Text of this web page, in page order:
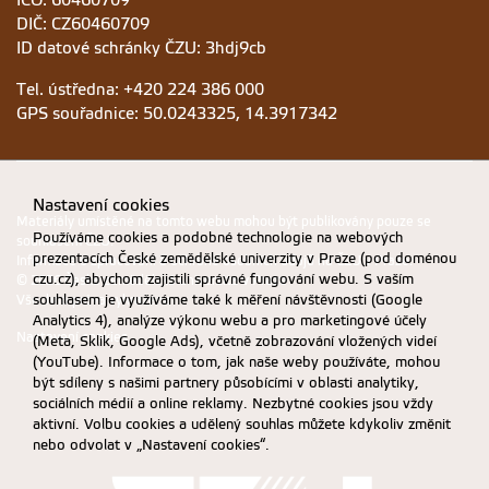
DIČ: CZ60460709
ID datové schránky ČZU: 3hdj9cb
Tel. ústředna: +420 224 386 000
GPS souřadnice: 50.0243325, 14.3917342
souhlasem ČZU.
Informace o zpracování a ochraně osobních údajů na ČZU v Praze.
© 2026 Česká zemědělská univerzita v Praze
Všechna práva vyhrazena
Nastavení cookies
Nastavení cookies
Používáme cookies a podobné technologie na webových
prezentacích České zemědělské univerzity v Praze (pod doménou
czu.cz), abychom zajistili správné fungování webu. S vaším
souhlasem je využíváme také k měření návštěvnosti (Google
Analytics 4), analýze výkonu webu a pro marketingové účely
(Meta, Sklik, Google Ads), včetně zobrazování vložených videí
(YouTube). Informace o tom, jak naše weby používáte, mohou
být sdíleny s našimi partnery působícími v oblasti analytiky,
sociálních médií a online reklamy. Nezbytné cookies jsou vždy
aktivní. Volbu cookies a udělený souhlas můžete kdykoliv změnit
nebo odvolat v „Nastavení cookies“.